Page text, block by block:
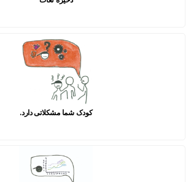
کودک شما مشکلاتی دارد.